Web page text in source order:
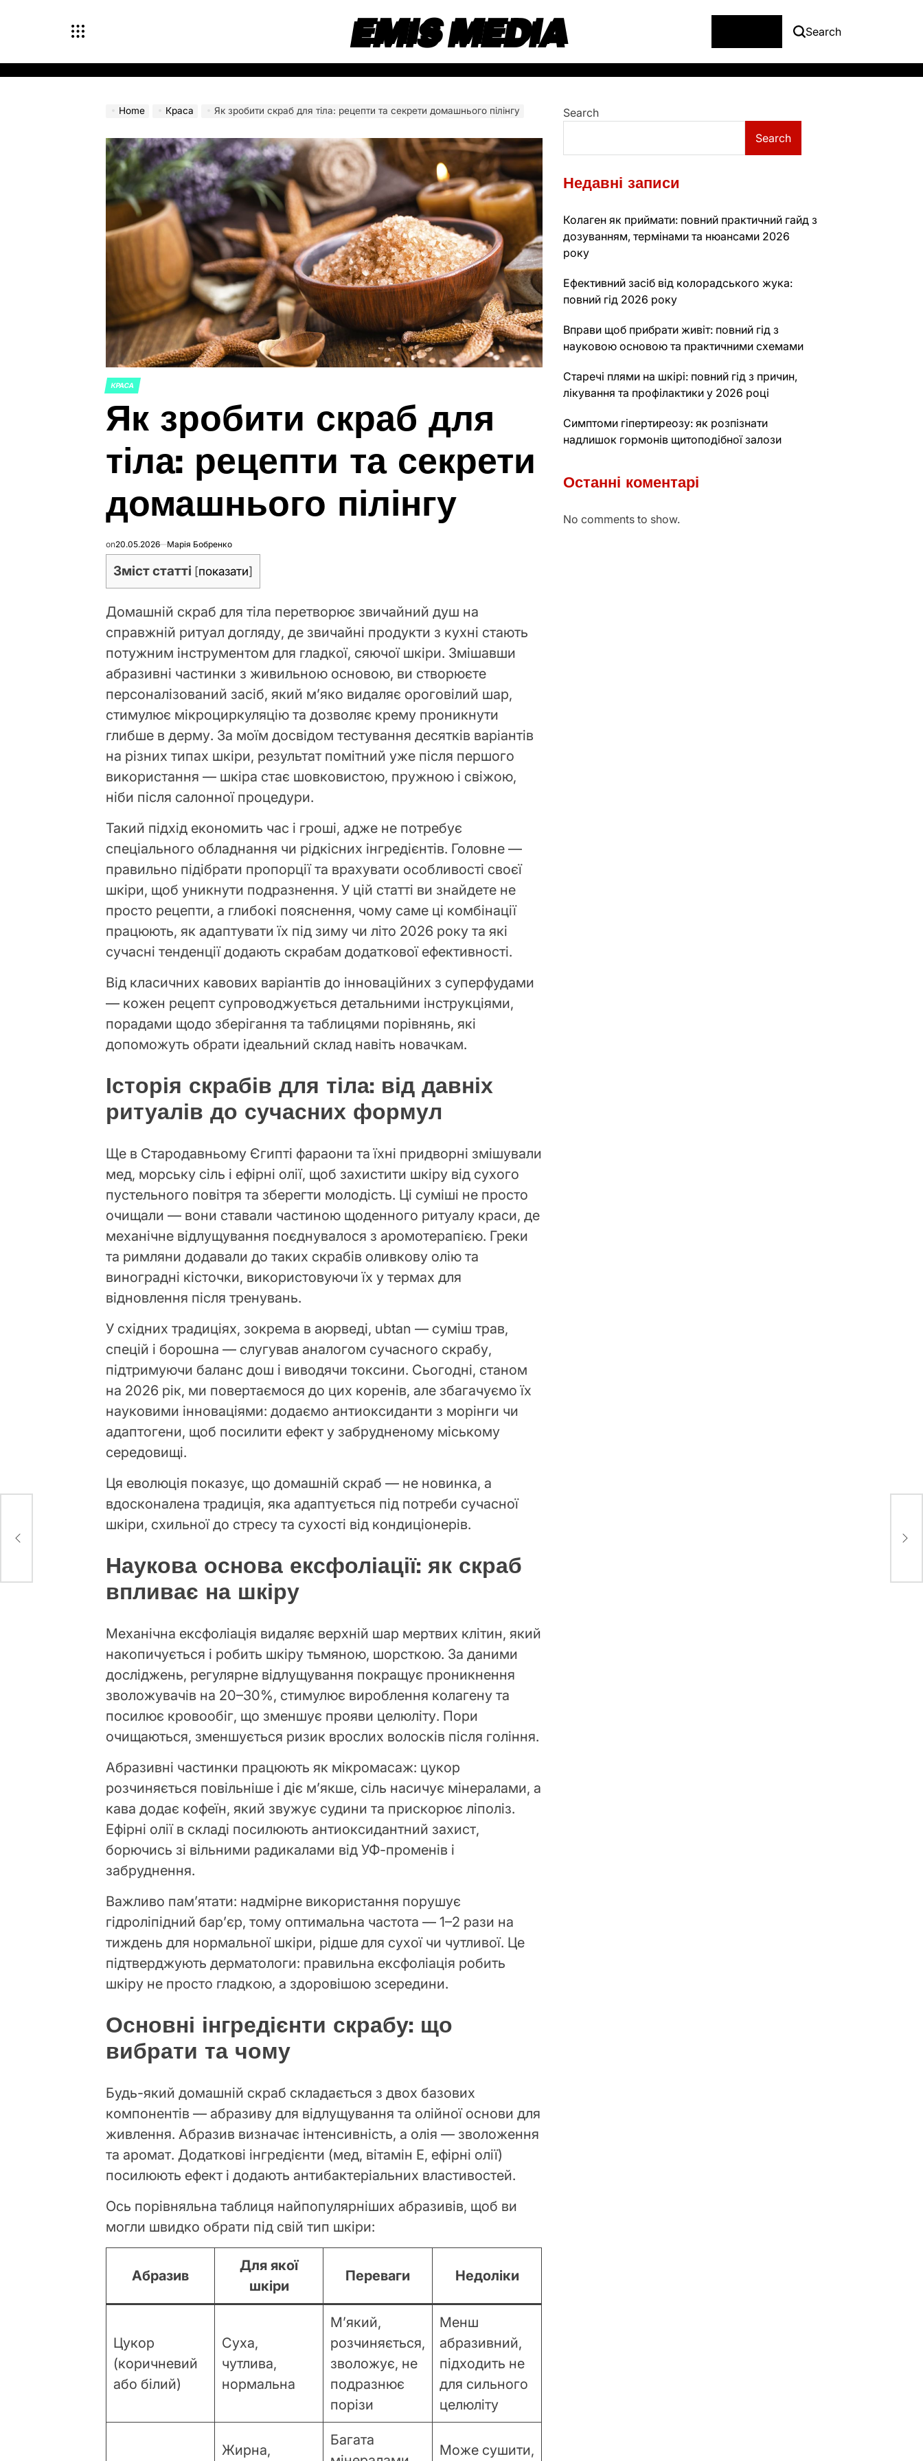
EMIS MEDIA Search
Home Краса Як зробити скраб для тіла: рецепти та секрети домашнього пілінгу
POSTED
КРАСА
Як зробити скраб для
тіла: рецепти та секрети
домашнього пілінгу
on20.05.2026 Марія Бобренко
Зміст статті [показати]
Домашній скраб для тіла перетворює звичайний душ на
справжній ритуал догляду, де звичайні продукти з кухні стають
потужним інструментом для гладкої, сяючої шкіри. Змішавши
абразивні частинки з живильною основою, ви створюєте
персоналізований засіб, який м’яко видаляє ороговілий шар,
стимулює мікроциркуляцію та дозволяє крему проникнути
глибше в дерму. За моїм досвідом тестування десятків варіантів
на різних типах шкіри, результат помітний уже після першого
використання — шкіра стає шовковистою, пружною і свіжою,
ніби після салонної процедури.
Такий підхід економить час і гроші, адже не потребує
спеціального обладнання чи рідкісних інгредієнтів. Головне —
правильно підібрати пропорції та врахувати особливості своєї
шкіри, щоб уникнути подразнення. У цій статті ви знайдете не
просто рецепти, а глибокі пояснення, чому саме ці комбінації
працюють, як адаптувати їх під зиму чи літо 2026 року та які
сучасні тенденції додають скрабам додаткової ефективності.
Від класичних кавових варіантів до інноваційних з суперфудами
— кожен рецепт супроводжується детальними інструкціями,
порадами щодо зберігання та таблицями порівнянь, які
допоможуть обрати ідеальний склад навіть новачкам.
Історія скрабів для тіла: від давніх
ритуалів до сучасних формул
Ще в Стародавньому Єгипті фараони та їхні придворні змішували
мед, морську сіль і ефірні олії, щоб захистити шкіру від сухого
пустельного повітря та зберегти молодість. Ці суміші не просто
очищали — вони ставали частиною щоденного ритуалу краси, де
механічне відлущування поєднувалося з аромотерапією. Греки
та римляни додавали до таких скрабів оливкову олію та
виноградні кісточки, використовуючи їх у термах для
відновлення після тренувань.
У східних традиціях, зокрема в аюрведі, ubtan — суміш трав,
спецій і борошна — слугував аналогом сучасного скрабу,
підтримуючи баланс дош і виводячи токсини. Сьогодні, станом
на 2026 рік, ми повертаємося до цих коренів, але збагачуємо їх
науковими інноваціями: додаємо антиоксиданти з морінги чи
адаптогени, щоб посилити ефект у забрудненому міському
середовищі.
Ця еволюція показує, що домашній скраб — не новинка, а
вдосконалена традиція, яка адаптується під потреби сучасної
шкіри, схильної до стресу та сухості від кондиціонерів.
Наукова основа ексфоліації: як скраб
впливає на шкіру
Механічна ексфоліація видаляє верхній шар мертвих клітин, який
накопичується і робить шкіру тьмяною, шорсткою. За даними
досліджень, регулярне відлущування покращує проникнення
зволожувачів на 20–30%, стимулює вироблення колагену та
посилює кровообіг, що зменшує прояви целюліту. Пори
очищаються, зменшується ризик врослих волосків після гоління.
Абразивні частинки працюють як мікромасаж: цукор
розчиняється повільніше і діє м’якше, сіль насичує мінералами, а
кава додає кофеїн, який звужує судини та прискорює ліполіз.
Ефірні олії в складі посилюють антиоксидантний захист,
борючись зі вільними радикалами від УФ-променів і
забруднення.
Важливо пам’ятати: надмірне використання порушує
гідроліпідний бар’єр, тому оптимальна частота — 1–2 рази на
тиждень для нормальної шкіри, рідше для сухої чи чутливої. Це
підтверджують дерматологи: правильна ексфоліація робить
шкіру не просто гладкою, а здоровішою зсередини.
Основні інгредієнти скрабу: що
вибрати та чому
Будь-який домашній скраб складається з двох базових
компонентів — абразиву для відлущування та олійної основи для
живлення. Абразив визначає інтенсивність, а олія — зволоження
та аромат. Додаткові інгредієнти (мед, вітамін Е, ефірні олії)
посилюють ефект і додають антибактеріальних властивостей.
Ось порівняльна таблиця найпопулярніших абразивів, щоб ви
могли швидко обрати під свій тип шкіри:
Абразив
Для якої
шкіри
Переваги Недоліки
Цукор
(коричневий
або білий)
Суха,
чутлива,
нормальна
М’який,
розчиняється,
зволожує, не
подразнює
порізи
Менш
абразивний,
підходить не
для сильного
целюліту
Жирна,
Багата
Може сушити,
Search
Search
Недавні записи
Колаген як приймати: повний практичний гайд з
дозуванням, термінами та нюансами 2026
року
Ефективний засіб від колорадського жука:
повний гід 2026 року
Вправи щоб прибрати живіт: повний гід з
науковою основою та практичними схемами
Старечі плями на шкірі: повний гід з причин,
лікування та профілактики у 2026 році
Симптоми гіпертиреозу: як розпізнати
надлишок гормонів щитоподібної залози
Останні коментарі
No comments to show.